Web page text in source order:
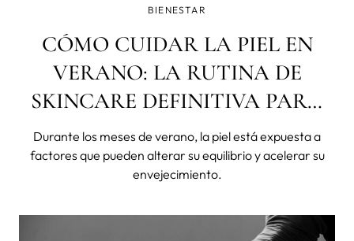
BIENESTAR
CÓMO CUIDAR LA PIEL EN
VERANO: LA RUTINA DE
SKINCARE DEFINITIVA PARA
PROTEGER TU PIEL DEL SOL
Durante los meses de verano, la piel está expuesta a
factores que pueden alterar su equilibrio y acelerar su
envejecimiento.